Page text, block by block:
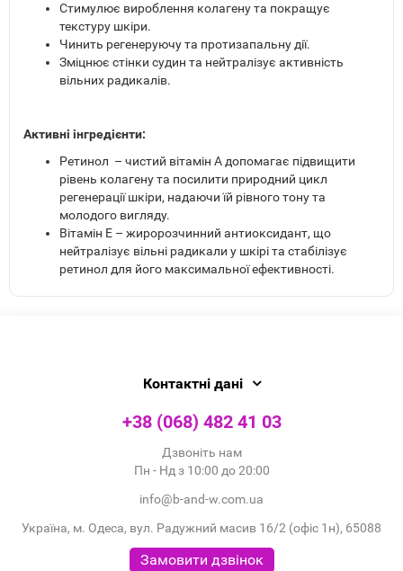
Стимулює вироблення колагену та покращує
текстуру шкіри.
Чинить регенеруючу та протизапальну дії.
Зміцнює стінки судин та нейтралізує активність
вільних радикалів.
Активні інгредієнти:
Ретинол – чистий вітамін А допомагає підвищити
рівень колагену та посилити природний цикл
регенерації шкіри, надаючи їй рівного тону та
молодого вигляду.
Вітамін Е – жиророзчинний антиоксидант, що
нейтралізує вільні радикали у шкірі та стабілізує
ретинол для його максимальної ефективності.
Контактні дані
+38 (068) 482 41 03
Дзвоніть нам
Пн - Нд з 10:00 до 20:00
info@b-and-w.com.ua
Україна, м. Одеса, вул. Радужний масив 16/2 (офіс 1н), 65088
Замовити дзвінок